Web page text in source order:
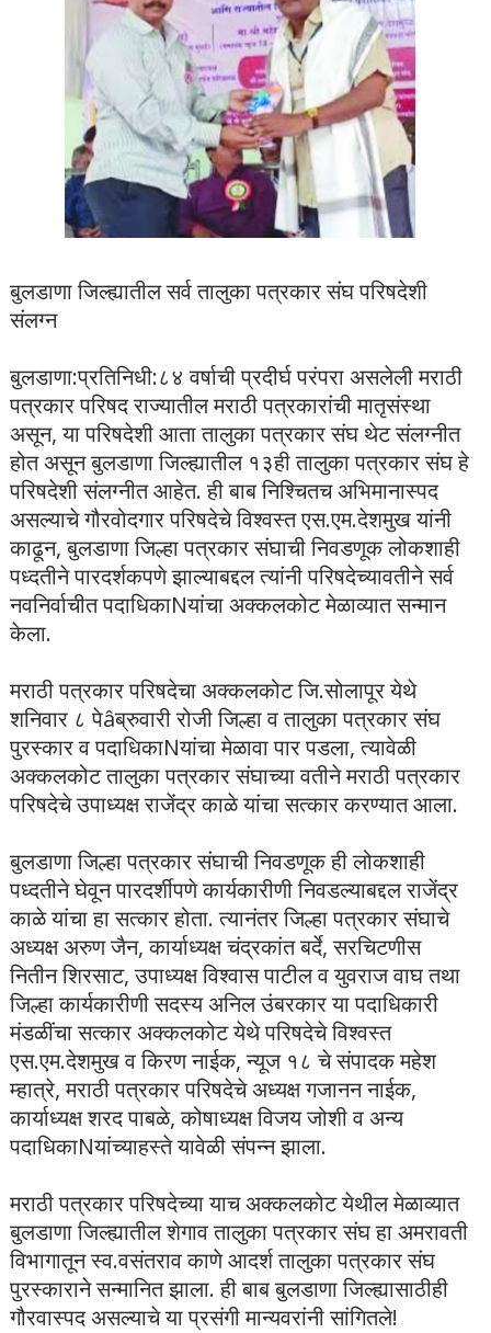
बुलडाणा जिल्ह्यातील सर्व तालुका पत्रकार संघ परिषदेशी
संलग्न
बुलडाणा:प्रतिनिधी:८४ वर्षाची प्रदीर्घ परंपरा असलेली मराठी
पत्रकार परिषद राज्यातील मराठी पत्रकारांची मातृसंस्था
असून, या परिषदेशी आता तालुका पत्रकार संघ थेट संलग्नीत
होत असून बुलडाणा जिल्ह्यातील १३ही तालुका पत्रकार संघ हे
परिषदेशी संलग्नीत आहेत. ही बाब निश्चितच अभिमानास्पद
असल्याचे गौरवोदगार परिषदेचे विश्वस्त एस.एम.देशमुख यांनी
काढून, बुलडाणा जिल्हा पत्रकार संघाची निवडणूक लोकशाही
पध्दतीने पारदर्शकपणे झाल्याबद्दल त्यांनी परिषदेच्यावतीने सर्व
नवनिर्वाचीत पदाधिकाNयांचा अक्कलकोट मेळाव्यात सन्मान
केला.
मराठी पत्रकार परिषदेचा अक्कलकोट जि.सोलापूर येथे
शनिवार ८ पेâब्रुवारी रोजी जिल्हा व तालुका पत्रकार संघ
पुरस्कार व पदाधिकाNयांचा मेळावा पार पडला, त्यावेळी
अक्कलकोट तालुका पत्रकार संघाच्या वतीने मराठी पत्रकार
परिषदेचे उपाध्यक्ष राजेंद्र काळे यांचा सत्कार करण्यात आला.
बुलडाणा जिल्हा पत्रकार संघाची निवडणूक ही लोकशाही
पध्दतीने घेवून पारदर्शीपणे कार्यकारीणी निवडल्याबद्दल राजेंद्र
काळे यांचा हा सत्कार होता. त्यानंतर जिल्हा पत्रकार संघाचे
अध्यक्ष अरुण जैन, कार्याध्यक्ष चंद्रकांत बर्दे, सरचिटणीस
नितीन शिरसाट, उपाध्यक्ष विश्वास पाटील व युवराज वाघ तथा
जिल्हा कार्यकारीणी सदस्य अनिल उंबरकार या पदाधिकारी
मंडळींचा सत्कार अक्कलकोट येथे परिषदेचे विश्वस्त
एस.एम.देशमुख व किरण नाईक, न्यूज १८ चे संपादक महेश
म्हात्रे, मराठी पत्रकार परिषदेचे अध्यक्ष गजानन नाईक,
कार्याध्यक्ष शरद पाबळे, कोषाध्यक्ष विजय जोशी व अन्य
पदाधिकाNयांच्याहस्ते यावेळी संपन्न झाला.
मराठी पत्रकार परिषदेच्या याच अक्कलकोट येथील मेळाव्यात
बुलडाणा जिल्ह्यातील शेगाव तालुका पत्रकार संघ हा अमरावती
विभागातून स्व.वसंतराव काणे आदर्श तालुका पत्रकार संघ
पुरस्काराने सन्मानित झाला. ही बाब बुलडाणा जिल्ह्यासाठीही
गौरवास्पद असल्याचे या प्रसंगी मान्यवरांनी सांगितले!